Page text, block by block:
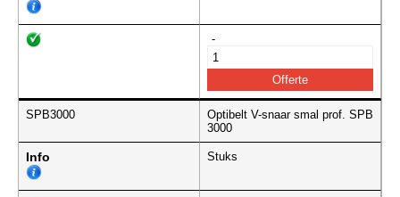
-
SPB3000
Optibelt V-snaar smal prof. SPB
3000
Info Stuks